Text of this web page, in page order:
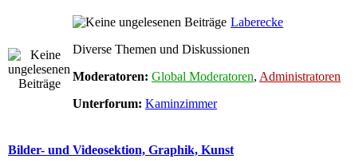
Laberecke
Diverse Themen und Diskussionen
Moderatoren: Global Moderatoren, Administratoren
Unterforum: Kaminzimmer
Bilder- und Videosektion, Graphik, Kunst